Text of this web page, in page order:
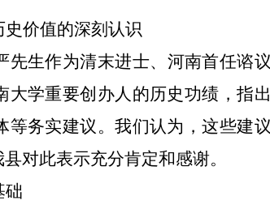
价值的深刻认识
先生作为清末进士、河南首任谘
大学重要创办人的历史功绩，指
等务实建议。我们认为，这些建
县对此表示充分肯定和感谢。
础